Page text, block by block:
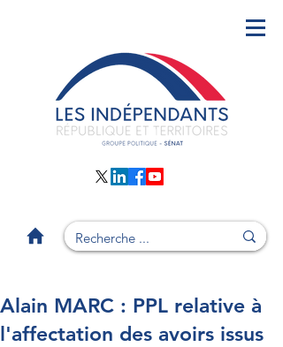
Alain MARC : PPL relative à
l'affectation des avoirs issus